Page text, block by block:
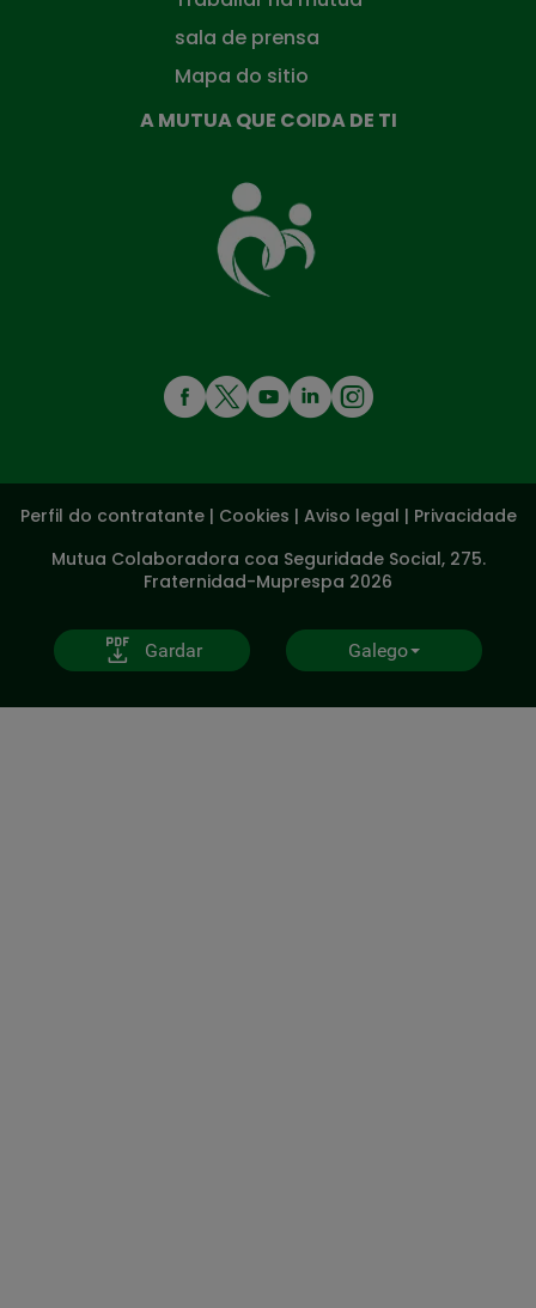
sala de prensa
Mapa do sitio
A MUTUA QUE COIDA DE TI
Mutua
que
te
coida
MENÚ
SOCIALES
Perfil do contratante| Cookies | Aviso legal | Privacidade
Mutua Colaboradora coa Seguridade Social, 275.
Fraternidad-Muprespa 2026
Gardar Galego